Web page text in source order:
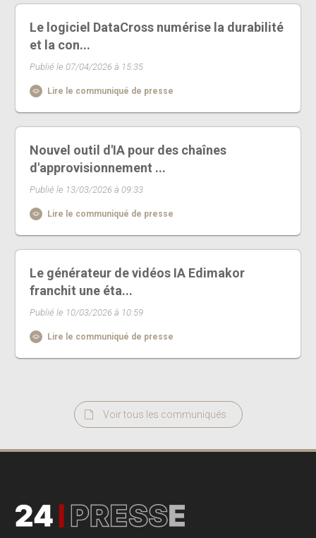
Le logiciel DataCross numérise la durabilité
et la con...
Publié le 07/04/2026 à 15:35
Lire le communiqué de presse
Nouvel outil d'IA pour des chaînes
d'approvisionnement ...
Publié le 13/03/2026 à 09:33
Lire le communiqué de presse
Le générateur de vidéos IA Edimakor
franchit une éta...
Publié le 10/03/2026 à 10:59
Lire le communiqué de presse
Voir tous les communiqués